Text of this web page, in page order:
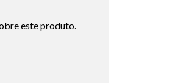
este produto.